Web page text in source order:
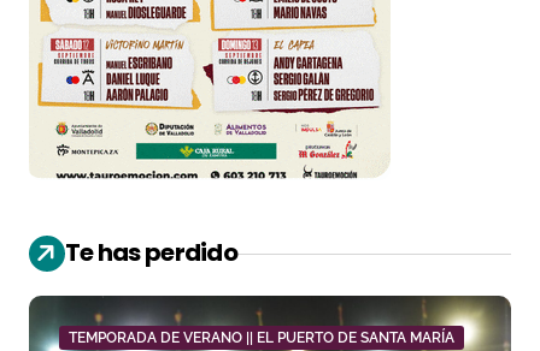
Te has perdido
TEMPORADA DE VERANO || EL PUERTO DE SANTA MARÍA